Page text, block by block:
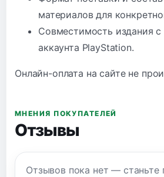
материалов для
Совместимость издания
аккаунта PlayStation.
Онлайн-оплата на сайте не
МНЕНИЯ ПОКУПАТЕЛЕЙ
Отзывы
Отзывов пока нет — станьте